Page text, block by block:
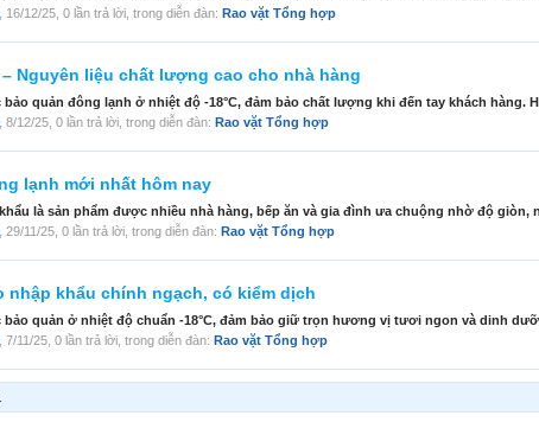
16/12/25 , 0 lần trả lời, trong diễn đàn: Rao vặt Tổng hợp
Nguyên liệu chất lượng cao cho nhà hàng
quản đông lạnh ở nhiệt độ -18°C, đảm bảo chất lượng khi đến tay khách hàng.
8/12/25 , 0 lần trả lời, trong diễn đàn: Rao vặt Tổng hợp
lạnh mới nhất hôm nay
là sản phẩm được nhiều nhà hàng, bếp ăn và gia đình ưa chuộng nhờ độ giòn,
29/11/25 , 0 lần trả lời, trong diễn đàn: Rao vặt Tổng hợp
nhập khẩu chính ngạch, có kiểm dịch
quản ở nhiệt độ chuẩn -18°C, đảm bảo giữ trọn hương vị tươi ngon và dinh
7/11/25 , 0 lần trả lời, trong diễn đàn: Rao vặt Tổng hợp